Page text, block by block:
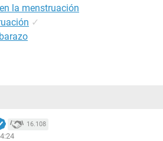
la menstruación
✓
16.108